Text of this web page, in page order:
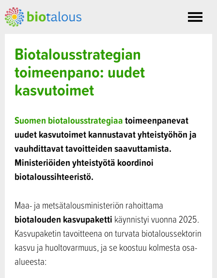
Toggle
Biotalousstrategian
toimeenpano: uudet
kasvutoimet
Suomen biotalousstrategiaatoimeenpanevat
uudet kasvutoimet kannustavat yhteistyöhön ja
vauhdittavat tavoitteiden saavuttamista.
Ministeriöiden yhteistyötä koordinoi
biotaloussihteeristö.
Maa- ja metsätalousministeriön rahoittama
biotalouden kasvupaketti käynnistyi vuonna 2025.
Kasvupaketin tavoitteena on turvata biotaloussektorin
kasvu ja huoltovarmuus, ja se koostuu kolmesta osa-
alueesta: